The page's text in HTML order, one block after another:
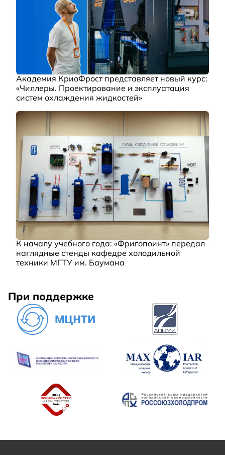
Академия КриоФрост представляет новый курс:
«Чиллеры. Проектирование и эксплуатация
систем охлаждения жидкостей»
К началу учебного года: «Фригопоинт» передал
наглядные стенды кафедре холодильной
техники МГТУ им. Баумана
При поддержке